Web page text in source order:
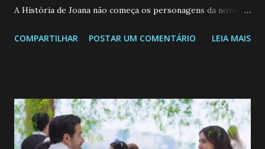
A História de Joana não começa os personagens da novela?
de 25/05/26 a 31/05/26 JOANA GUADALUPE (Camila
permanecer virgem até encontrar o homem que realmente
ama, o que não é fácil, já que dedica todas as suas energias a
se aprimorar, trabalhando, estudando e se orgulhando de
COMPARTILHAR POSTAR UM COMENTÁRIO LEIA MAIS